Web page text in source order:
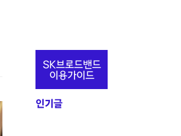
추
정
보
SK브로드밴드
이용가이드
인기글